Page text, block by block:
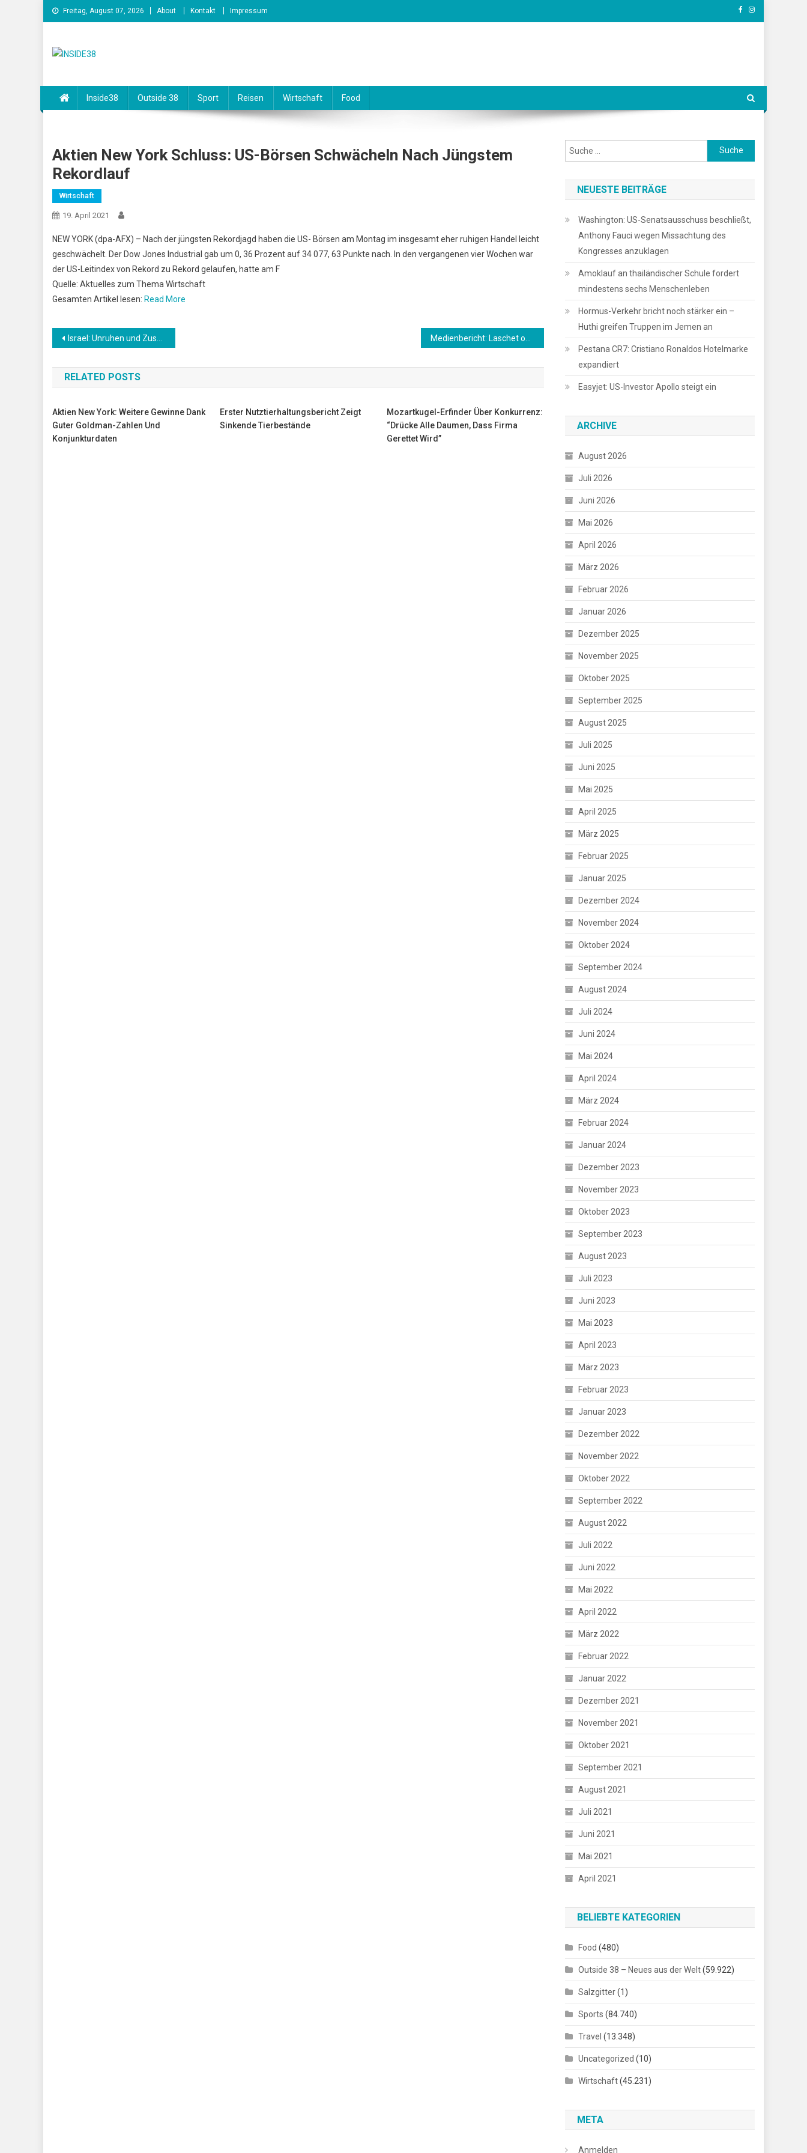
Skip
to
Freitag, August 07, 2026 About Kontakt Impressum
Inside38 Outside 38 Sport Reisen Wirtschaft Food
Aktien New York Schluss: US-Börsen Schwächeln Nach Jüngstem
Rekordlauf
Wirtschaft
19. April 2021
NEW YORK (dpa-AFX) – Nach der jüngsten Rekordjagd haben die US- Börsen am Montag im insgesamt eher ruhigen Handel leicht
geschwächelt. Der Dow Jones Industrial gab um 0, 36 Prozent auf 34 077, 63 Punkte nach. In den vergangenen vier Wochen war
der US-Leitindex von Rekord zu Rekord gelaufen, hatte am F
Quelle: Aktuelles zum Thema Wirtschaft
Gesamten Artikel lesen: Read More
Beitrags-
Navigation
Israel: Unruhen und Zusammenstöße mit der Polizei wegen Angriffs auf Rabbiner
RELATED POSTS
Aktien New York: Weitere Gewinne Dank
Guter Goldman-Zahlen Und
Konjunkturdaten
Erster Nutztierhaltungsbericht Zeigt
Sinkende Tierbestände
Mozartkugel-Erfinder Über Konkurrenz:
“Drücke Alle Daumen, Dass Firma
Gerettet Wird”
Suche
nach:
NEUESTE BEITRÄGE
Washington: US-Senatsausschuss beschließt,
Anthony Fauci wegen Missachtung des
Kongresses anzuklagen
Amoklauf an thailändischer Schule fordert
mindestens sechs Menschenleben
Hormus-Verkehr bricht noch stärker ein –
Huthi greifen Truppen im Jemen an
Pestana CR7: Cristiano Ronaldos Hotelmarke
expandiert
Easyjet: US-Investor Apollo steigt ein
ARCHIVE
August 2026
Juli 2026
Juni 2026
Mai 2026
April 2026
März 2026
Februar 2026
Januar 2026
Dezember 2025
November 2025
Oktober 2025
September 2025
August 2025
Juli 2025
Juni 2025
Mai 2025
April 2025
März 2025
Februar 2025
Januar 2025
Dezember 2024
November 2024
Oktober 2024
September 2024
August 2024
Juli 2024
Juni 2024
Mai 2024
April 2024
März 2024
Februar 2024
Januar 2024
Dezember 2023
November 2023
Oktober 2023
September 2023
August 2023
Juli 2023
Juni 2023
Mai 2023
April 2023
März 2023
Februar 2023
Januar 2023
Dezember 2022
November 2022
Oktober 2022
September 2022
August 2022
Juli 2022
Juni 2022
Mai 2022
April 2022
März 2022
Februar 2022
Januar 2022
Dezember 2021
November 2021
Oktober 2021
September 2021
August 2021
Juli 2021
Juni 2021
Mai 2021
April 2021
BELIEBTE KATEGORIEN
Food (480)
Outside 38 – Neues aus der Welt(59.922)
Salzgitter(1)
Sports (84.740)
Travel (13.348)
Uncategorized (10)
Wirtschaft(45.231)
META
Anmelden